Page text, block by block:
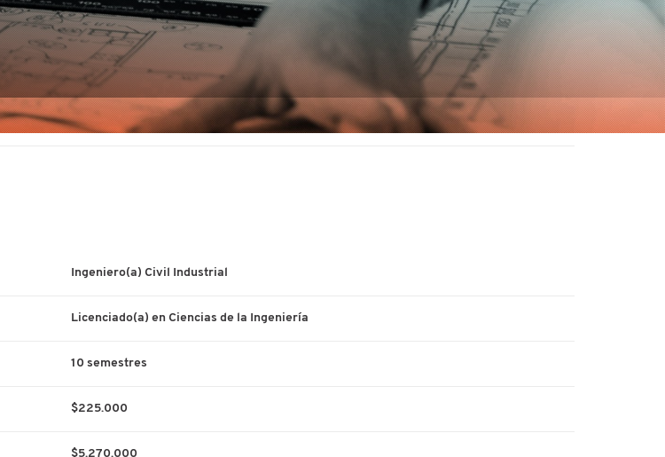
Ingeniero(a) Civil Industrial
Licenciado(a) en Ciencias de la Ingeniería
10 semestres
$225.000
$5.270.000